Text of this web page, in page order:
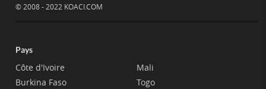
© 2008 - 2022 KOACI.COM
Pays
Côte d'Ivoire
Burkina Faso
Mali
Togo